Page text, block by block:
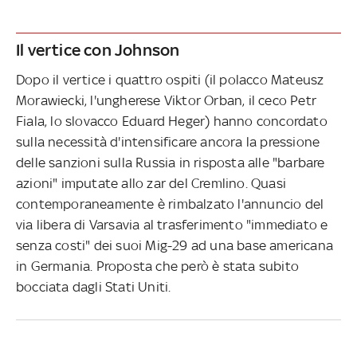
Il vertice con Johnson
Dopo il vertice i quattro ospiti (il polacco Mateusz
Morawiecki, l'ungherese Viktor Orban, il ceco Petr
Fiala, lo slovacco Eduard Heger) hanno concordato
sulla necessità d'intensificare ancora la pressione
delle sanzioni sulla Russia in risposta alle "barbare
azioni" imputate allo zar del Cremlino. Quasi
contemporaneamente è rimbalzato l'annuncio del
via libera di Varsavia al trasferimento "immediato e
senza costi" dei suoi Mig-29 ad una base americana
in Germania. Proposta che però è stata subito
bocciata dagli Stati Uniti.